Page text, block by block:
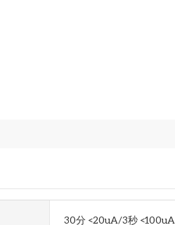
30分 <20uA/3秒 <100uA